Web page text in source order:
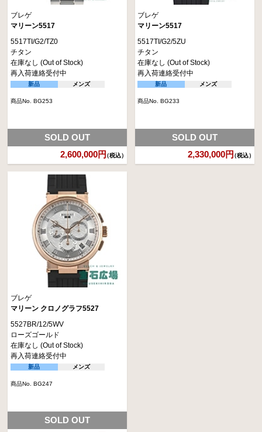
ブレゲ
マリーン5517
5517TI/G2/TZ0
チタン
在庫なし (Out of Stock)
再入荷連絡受付中
新品 メンズ
商品No. BG253
2,600,000円（税込）
SOLD OUT
ブレゲ
マリーン5517
5517TI/G2/5ZU
チタン
在庫なし (Out of Stock)
再入荷連絡受付中
新品 メンズ
商品No. BG233
2,330,000円（税込）
SOLD OUT
ブレゲ
マリーン クロノグラフ5527
5527BR/12/5WV
ローズゴールド
在庫なし (Out of Stock)
再入荷連絡受付中
新品 メンズ
商品No. BG247
SOLD OUT